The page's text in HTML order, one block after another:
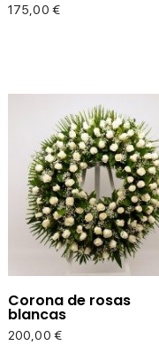
Precio
175,00 €
Corona de rosas
blancas
Precio
200,00 €